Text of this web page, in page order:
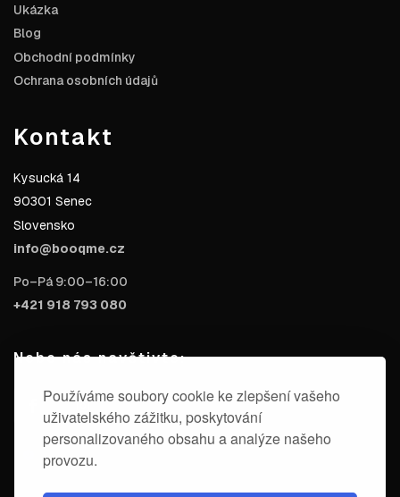
Používáme soubory cookie ke zlepšení vašeho
uživatelského zážitku, poskytování
personalizovaného obsahu a analýze našeho
provozu.
Ukázka
Blog
Obchodní podmínky
Ochrana osobních údajů
Kontakt
Kysucká 14
90301 Senec
Slovensko
info@booqme.cz
Po–Pá 9:00–16:00
+421 918 793 080
Nebo nás navštivte: